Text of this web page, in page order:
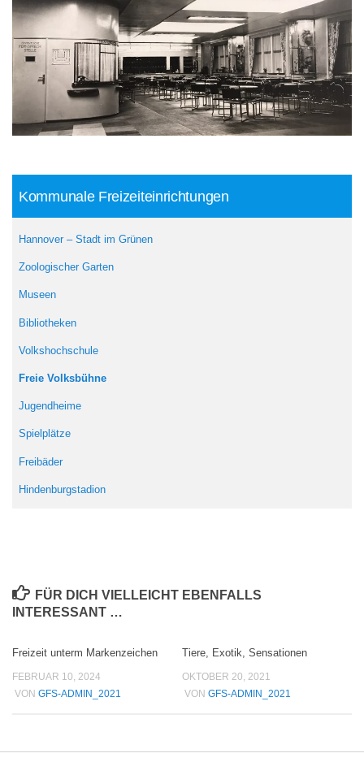
Kommunale Freizeiteinrichtungen
Hannover – Stadt im Grünen
Zoologischer Garten
Museen
Bibliotheken
Volkshochschule
Freie Volksbühne
Jugendheime
Spielplätze
Freibäder
Hindenburgstadion
FÜR DICH VIELLEICHT EBENFALLS
INTERESSANT …
Freizeit unterm Markenzeichen
FEBRUAR 10, 2024
VON GFS-ADMIN_2021
Tiere, Exotik, Sensationen
OKTOBER 20, 2021
VON GFS-ADMIN_2021